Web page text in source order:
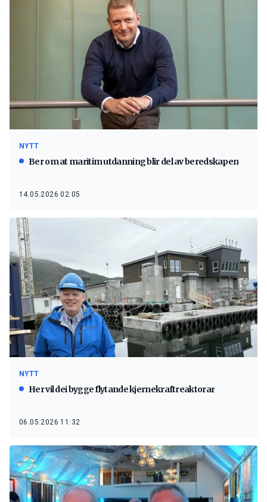
NYTT
Ber om at maritim utdanning blir del av beredskapen
14.05.2026 02:05
NYTT
Her vil dei bygge flytande kjernekraftreaktorar
06.05.2026 11:32